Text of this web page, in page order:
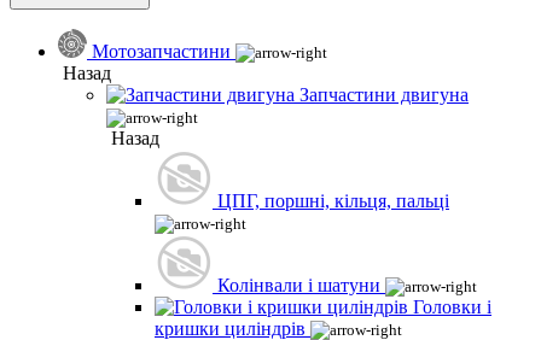
Мотозапчастини
Назад
Запчастини двигуна
Назад
ЦПГ, поршні, кільця, пальці
Колінвали і шатуни
Головки і
кришки циліндрів